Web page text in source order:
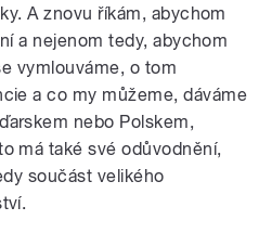
A znovu říkám, abychom
a nejenom tedy, abychom
vymlouváme, o tom
a co my můžeme, dáváme
nebo Polskem,
má také své odůvodnění,
součást velikého